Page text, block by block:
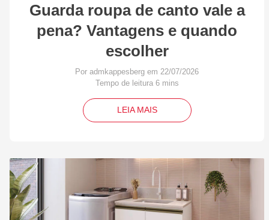
Guarda roupa de canto vale a
pena? Vantagens e quando
escolher
Por admkappesberg em 22/07/2026
LEIA MAIS